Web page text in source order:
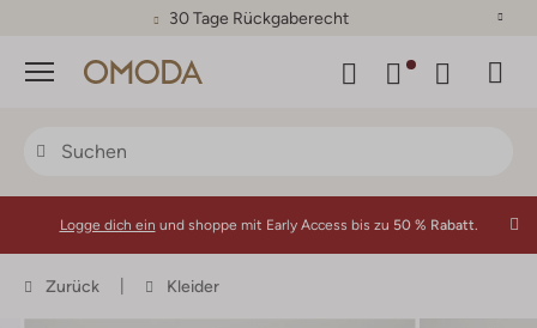
30 Tage Rückgaberecht
Menü
Logge dich ein und shoppe mit Early Access bis zu 50 % Rabatt.
Zurück Kleider